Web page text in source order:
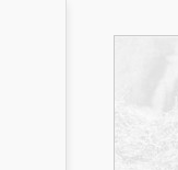
Comunidades
Agricultura